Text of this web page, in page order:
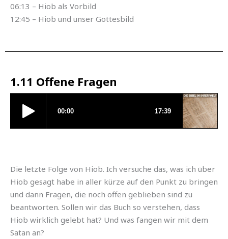
06:13 – Hiob als Vorbild
12:45 – Hiob und unser Gottesbild
1.11 Offene Fragen
Die letzte Folge von Hiob. Ich versuche das, was ich über
Hiob gesagt habe in aller kürze auf den Punkt zu bringen
und dann Fragen, die noch offen geblieben sind zu
beantworten. Sollen wir das Buch so verstehen, dass
Hiob wirklich gelebt hat? Und was fangen wir mit dem
Satan an?